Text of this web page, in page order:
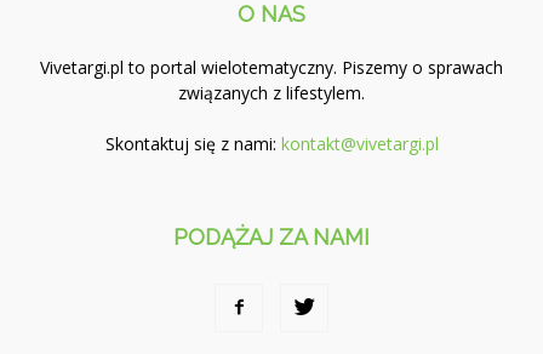
O NAS
Vivetargi.pl to portal wielotematyczny. Piszemy o sprawach
związanych z lifestylem.
Skontaktuj się z nami: kontakt@vivetargi.pl
PODĄŻAJ ZA NAMI